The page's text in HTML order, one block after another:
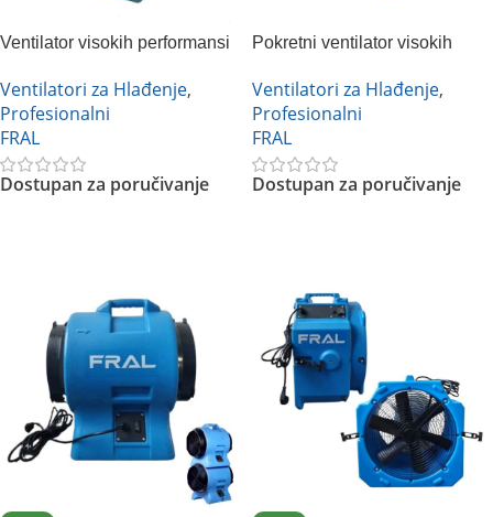
Ventilator visokih performansi
Ventilatori za Hlađenje,
Profesionalni
FRAL
Dostupan za poručivanje
Pokretni ventilator visokih
Ventilatori za Hlađenje,
Profesionalni
FRAL
Dostupan za poručivanje